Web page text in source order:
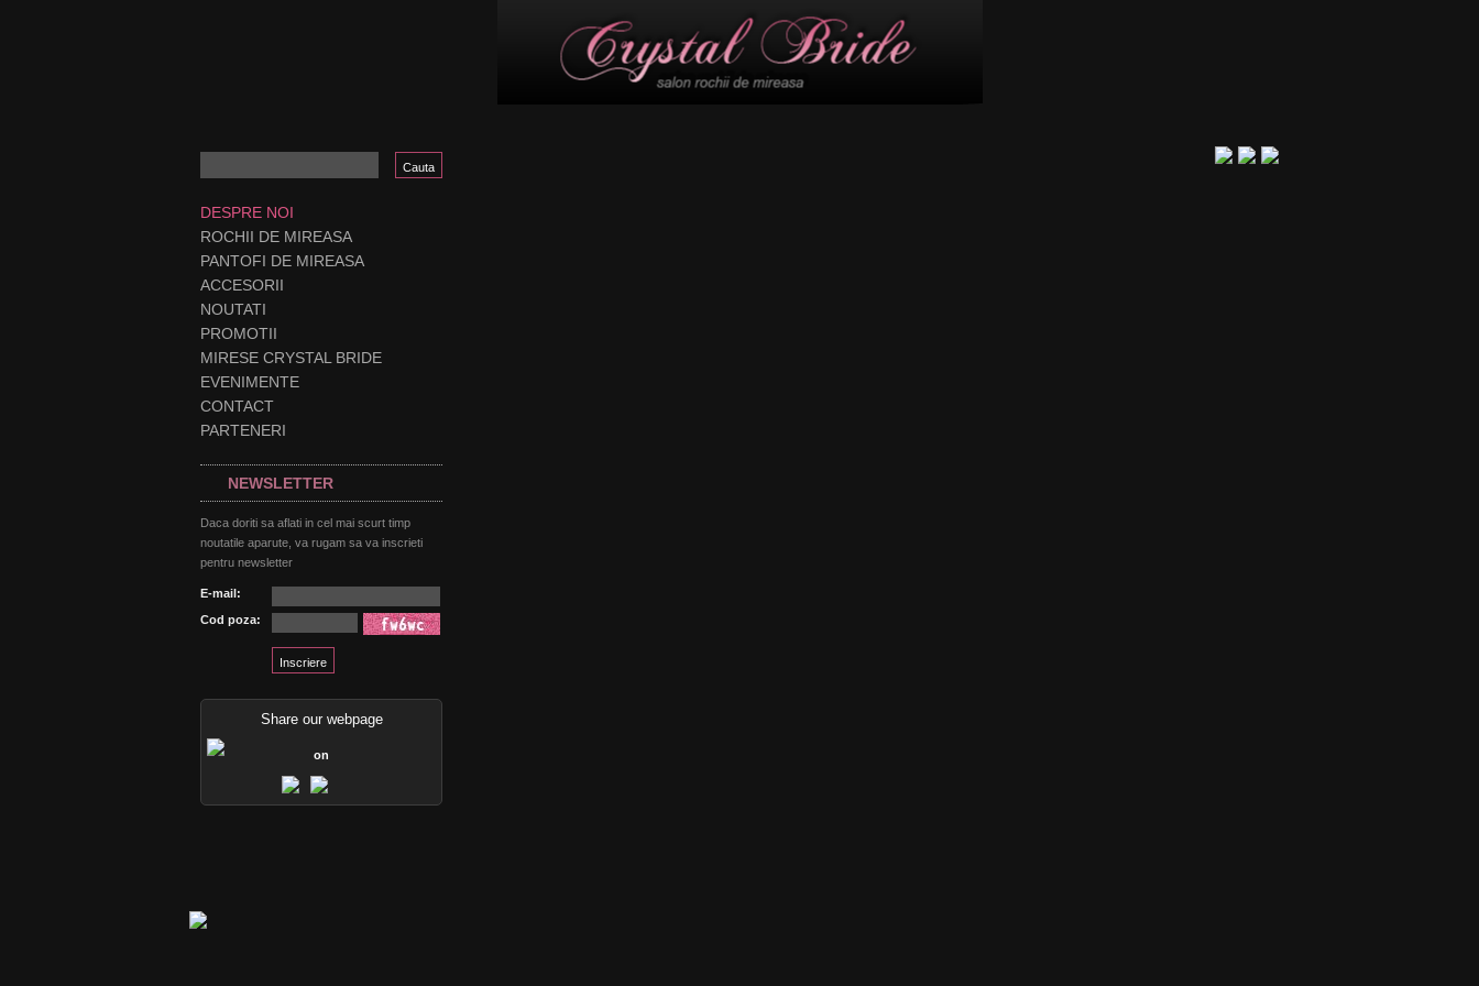
DESPRE NOI
ROCHII DE MIREASA
PANTOFI DE MIREASA
ACCESORII
NOUTATI
PROMOTII
MIRESE CRYSTAL BRIDE
EVENIMENTE
CONTACT
PARTENERI
NEWSLETTER
Daca doriti sa aflati in cel mai scurt timp
noutatile aparute, va rugam sa va inscrieti
pentru newsletter
E-mail:
Cod poza:
Share our webpage
on